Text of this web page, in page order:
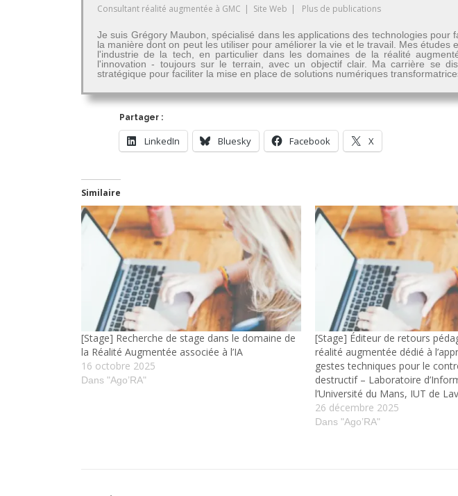
Consultant réalité augmentée à GMC | Site Web | Plus de publications
Je suis Grégory Maubon, spécialisé dans les applications des technologies
la manière dont on peut les utiliser pour améliorer la vie et le travail. Mes
l'industrie de la tech, en particulier dans les domaines de la réalité
l'innovation - toujours sur le terrain, avec un objectif clair. Ma carrière se
stratégique pour faciliter la mise en place de solutions numériques
Partager :
LinkedIn Bluesky Facebook X
Similaire
[Stage] Recherche de stage dans le domaine de
la Réalité Augmentée associée à l’IA
16 octobre 2025
Dans "Ago’RA"
[Stage] Éditeur de retours
réalité augmentée dédié à
gestes techniques pour le
destructif – Laboratoire
l’Université du Mans, IUT de
26 décembre 2025
Dans "Ago’RA"